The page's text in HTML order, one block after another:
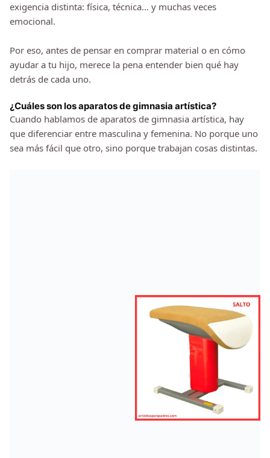
exigencia distinta: física, técnica… y muchas veces
emocional.
Por eso, antes de pensar en comprar material o en cómo
ayudar a tu hijo, merece la pena entender bien qué hay
detrás de cada uno.
¿Cuáles son los aparatos de gimnasia artística?
Cuando hablamos de aparatos de gimnasia artística, hay
que diferenciar entre masculina y femenina. No porque uno
sea más fácil que otro, sino porque trabajan cosas distintas.